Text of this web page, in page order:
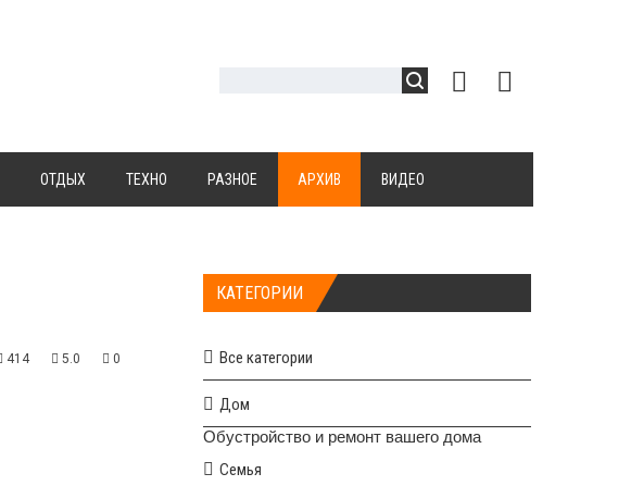
ОТДЫХ ТЕХНО РАЗНОЕ АРХИВ ВИДЕО
414 5.0 0
КАТЕГОРИИ
Все категории
Дом
Обустройство и ремонт вашего дома
Семья